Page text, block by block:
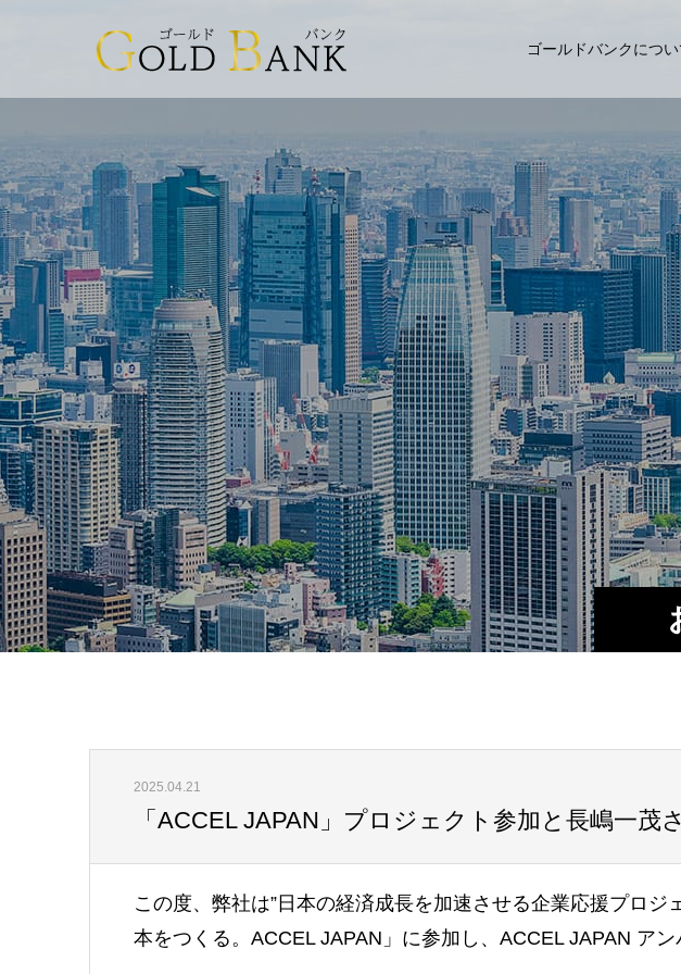
ゴールドバンクについ
2025.04.21
「ACCEL JAPAN」プロジェクト参加と長嶋一茂
この度、弊社は”日本の経済成長を加速させる企業応援プロジ
本をつくる。ACCEL JAPAN」に参加し、ACCEL JAPAN ア